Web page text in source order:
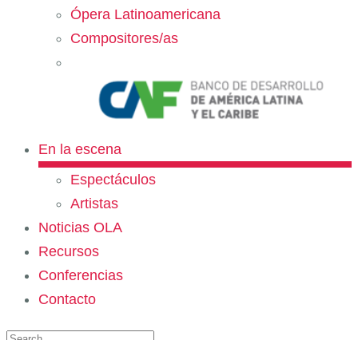
Ópera Latinoamericana
Compositores/as
En la escena
Espectáculos
Artistas
Noticias OLA
Recursos
Conferencias
Contacto